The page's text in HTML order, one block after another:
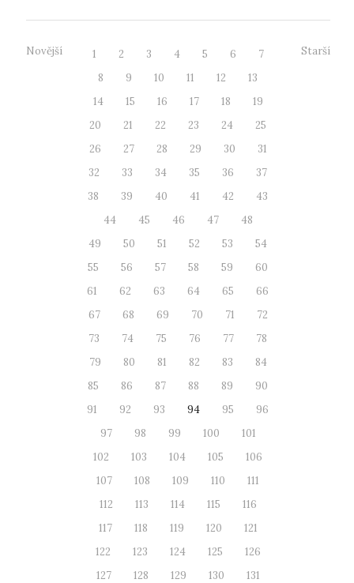
Novější 1 2 3 4 5 6
7
8
9 10 11 12
13
14
15 16 17 18
19
20
21 22 23 24
25
26
27 28 29 30
31
32
33 34 35 36
37
38
39 40 41 42
43
44
45 46 47
48
49
50 51 52 53
54
55
56 57 58 59
60
61
62 63 64 65
66
67
68 69 70 71
72
73
74 75 76 77
78
79
80 81 82 83
84
85
86 87 88 89
90
91
92 93 94 95
96
97
98 99 100
101
102
103 104 105
106
107
108 109 110
111
112
113 114 115
116
117
118 119 120
121
122
123 124 125
126
127
128 129 130
131
Starší